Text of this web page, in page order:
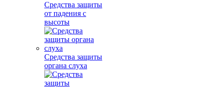
Средства защиты
от падения с
высоты
Средства защиты
органа слуха